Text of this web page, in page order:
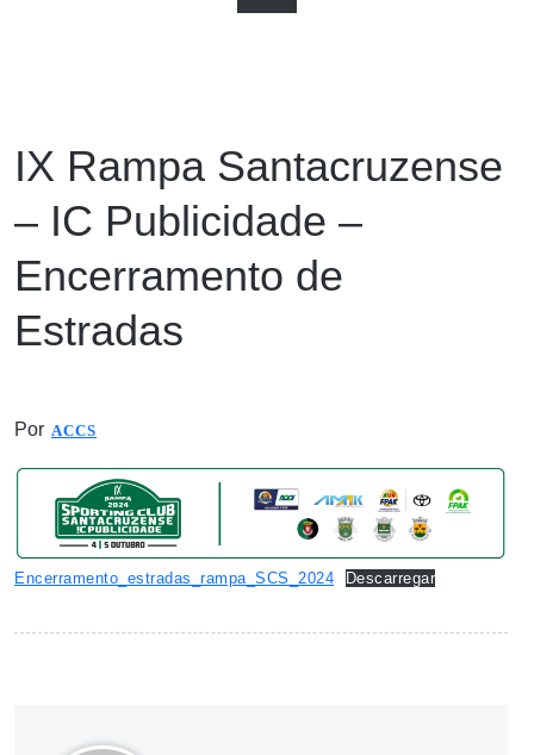
IX Rampa Santacruzense
– IC Publicidade –
Encerramento de
Estradas
Por ACCS
Encerramento_estradas_rampa_SCS_2024 Descarregar